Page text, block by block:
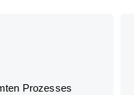
Prozesses